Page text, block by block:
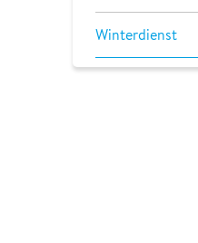
Winterdienst